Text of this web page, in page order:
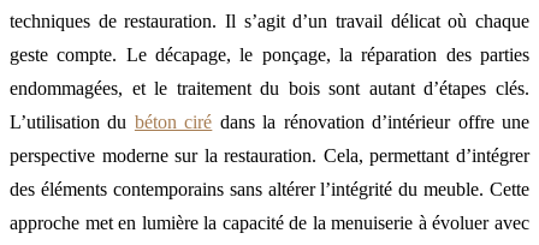
techniques de restauration. Il s’agit d’un travail délicat où chaque
geste compte. Le décapage, le ponçage, la réparation des parties
endommagées, et le traitement du bois sont autant d’étapes clés.
L’utilisation du béton ciré dans la rénovation d’intérieur offre une
perspective moderne sur la restauration. Cela, permettant d’intégrer
des éléments contemporains sans altérer l’intégrité du meuble. Cette
approche met en lumière la capacité de la menuiserie à évoluer avec